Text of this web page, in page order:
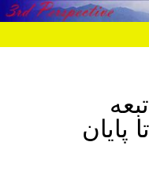
پایان